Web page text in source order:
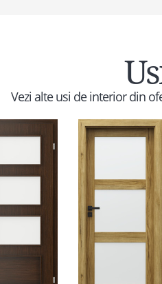
Vezi alte usi de interior din